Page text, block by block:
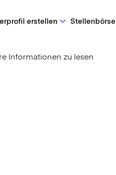
erstellen Stellenbörse
Informationen zu lesen